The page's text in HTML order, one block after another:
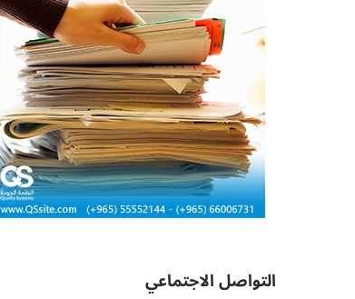
التواصل الاجتماعي